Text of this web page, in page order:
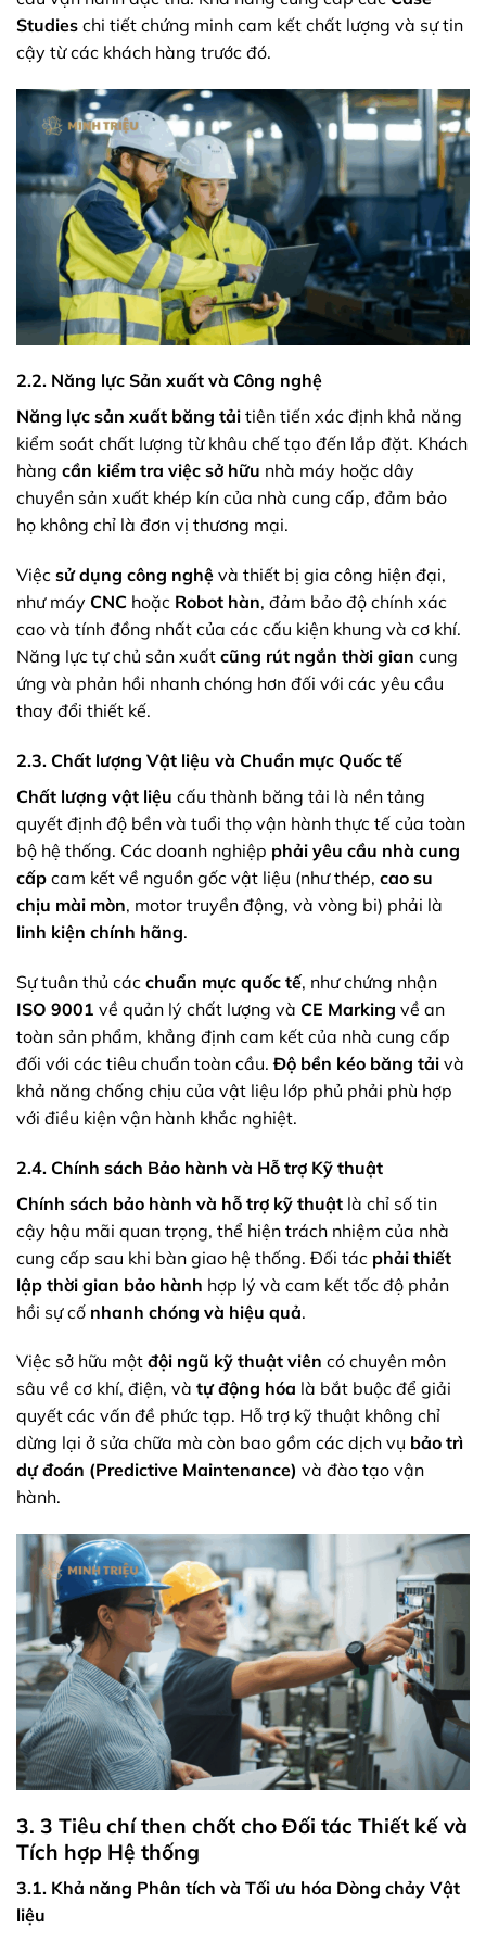
Studies chi tiết chứng minh cam kết chất lượng và sự tin
cậy từ các khách hàng trước đó.
2.2. Năng lực Sản xuất và Công nghệ
Năng lực sản xuất băng tải tiên tiến xác định khả năng
kiểm soát chất lượng từ khâu chế tạo đến lắp đặt. Khách
hàng cần kiểm tra việc sở hữu nhà máy hoặc dây
chuyền sản xuất khép kín của nhà cung cấp, đảm bảo
họ không chỉ là đơn vị thương mại.
Việc sử dụng công nghệ và thiết bị gia công hiện đại,
như máy CNC hoặc Robot hàn, đảm bảo độ chính xác
cao và tính đồng nhất của các cấu kiện khung và cơ khí.
Năng lực tự chủ sản xuất cũng rút ngắn thời gian cung
ứng và phản hồi nhanh chóng hơn đối với các yêu cầu
thay đổi thiết kế.
2.3. Chất lượng Vật liệu và Chuẩn mực Quốc tế
Chất lượng vật liệu cấu thành băng tải là nền tảng
quyết định độ bền và tuổi thọ vận hành thực tế của toàn
bộ hệ thống. Các doanh nghiệp phải yêu cầu nhà cung
cấp cam kết về nguồn gốc vật liệu (như thép, cao su
chịu mài mòn, motor truyền động, và vòng bi) phải là
linh kiện chính hãng.
Sự tuân thủ các chuẩn mực quốc tế, như chứng nhận
ISO 9001 về quản lý chất lượng và CE Marking về an
toàn sản phẩm, khẳng định cam kết của nhà cung cấp
đối với các tiêu chuẩn toàn cầu.Độ bền kéo băng tải và
khả năng chống chịu của vật liệu lớp phủ phải phù hợp
với điều kiện vận hành khắc nghiệt.
2.4. Chính sách Bảo hành và Hỗ trợ Kỹ thuật
Chính sách bảo hành và hỗ trợ kỹ thuật là chỉ số tin
cậy hậu mãi quan trọng, thể hiện trách nhiệm của nhà
cung cấp sau khi bàn giao hệ thống. Đối tác phải thiết
lập thời gian bảo hành hợp lý và cam kết tốc độ phản
hồi sự cố nhanh chóng và hiệu quả.
Việc sở hữu một đội ngũ kỹ thuật viên có chuyên môn
sâu về cơ khí, điện, và tự động hóa là bắt buộc để giải
quyết các vấn đề phức tạp. Hỗ trợ kỹ thuật không chỉ
dừng lại ở sửa chữa mà còn bao gồm các dịch vụ bảo trì
dự đoán (Predictive Maintenance) và đào tạo vận
hành.
3. 3 Tiêu chí then chốt cho Đối tác Thiết kế và
Tích hợp Hệ thống
3.1. Khả năng Phân tích và Tối ưu hóa Dòng chảy Vật
liệu